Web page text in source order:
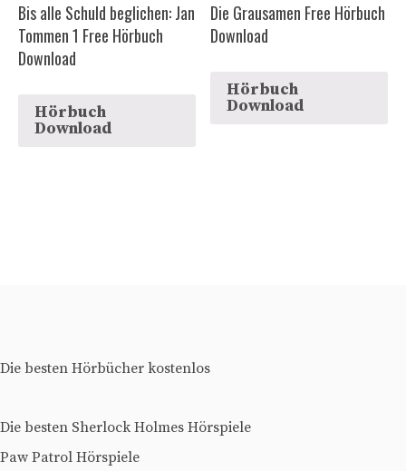
Bis alle Schuld beglichen: Jan
Tommen 1 Free Hörbuch
Download
Hörbuch
Download
Die Grausamen Free Hörbuch
Download
Hörbuch
Download
Die besten Hörbücher kostenlos
Die besten Sherlock Holmes Hörspiele
Paw Patrol Hörspiele